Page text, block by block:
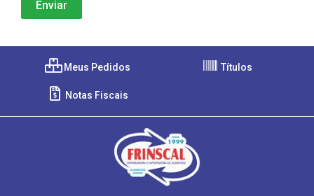
Meus Pedidos Títulos
Notas Fiscais